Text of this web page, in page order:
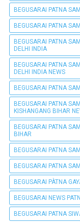
BEGUSARAI PATNA
BEGUSARAI PATNA
BEGUSARAI PATNA
DELHI INDIA
BEGUSARAI PATNA
DELHI INDIA NEWS
BEGUSARAI PATNA
BEGUSARAI PATNA
KISHANGANG BIHAR
BEGUSARAI PATNA
BIHAR
BEGUSARAI PATNA
BEGUSARAI PATNA
BEGUSARAI PÀTNA
BEGUSARAI NEWS
BEGUSARAI PATNA